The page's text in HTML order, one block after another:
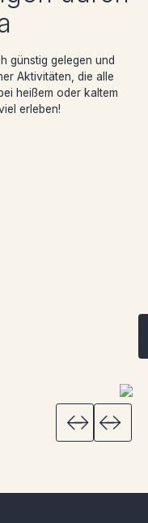
günstig gelegen und
Aktivitäten, die alle
heißem oder kaltem
erleben!